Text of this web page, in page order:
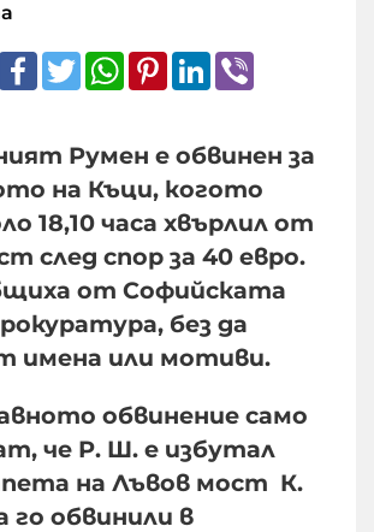
ShareFacebook
TwitterWhatsApp
Pinterest
LinkedIn
Румен е обвинен за
на Къци, когото
18,10 часа хвърлил от
след спор за 40 евро.
от Софийската
без да
имена или мотиви.
обвинение само
че Р. Ш. е избутал
на Лъвов мост К.
го обвинили в